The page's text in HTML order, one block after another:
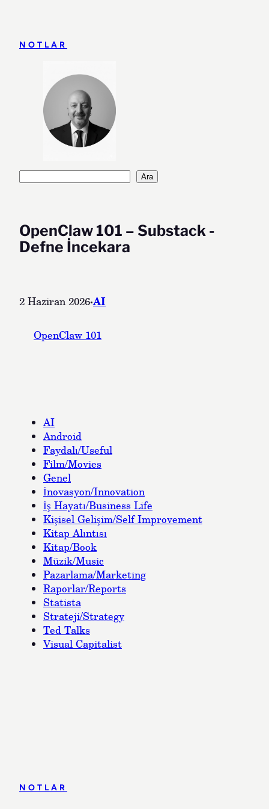
NOTLAR
Ara
OpenClaw 101 – Substack -
Defne İncekara
2 Haziran 2026·AI
OpenClaw 101
AI
Android
Faydalı/Useful
Film/Movies
Genel
İnovasyon/Innovation
İş Hayatı/Business Life
Kişisel Gelişim/Self Improvement
Kitap Alıntısı
Kitap/Book
Müzik/Music
Pazarlama/Marketing
Raporlar/Reports
Statista
Strateji/Strategy
Ted Talks
Visual Capitalist
NOTLAR